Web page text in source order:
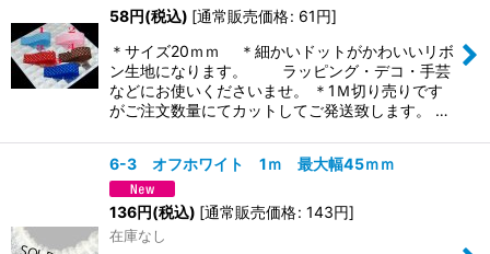
58円(税込) [通常販売価格: 61円]
＊サイズ20ｍｍ ＊細かいドットがかわいいリボ
ン生地になります。 ラッピング・デコ・手芸
などにお使いくださいませ。 ＊1Ｍ切り売りです
がご注文数量にてカットしてご発送致します。 …
6-3 オフホワイト 1ｍ 最大幅45ｍｍ
136円(税込) [通常販売価格: 143円]
在庫なし